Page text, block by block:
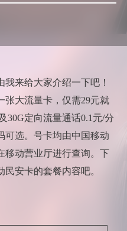
来给大家介绍一下吧！
张大流量卡，仅需29元就
30G定向流量通话0.1元/分
可选。号卡均由中国移动
移动营业厅进行查询。下
安卡的套餐内容吧。